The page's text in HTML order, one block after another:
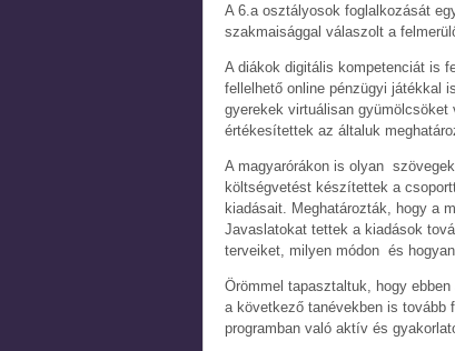
A 6.a osztályosok foglalkozását
szakmaisággal válaszolt a
A diákok digitális kompetenciát is
fellelhető online pénzügyi játékkal
gyerekek virtuálisan
értékesítettek az általuk
A magyarórákon is olyan
költségvetést készítettek a
kiadásait. Meghatározták, hogy a
Javaslatokat tettek a kiadások
terveiket, milyen módon és
Örömmel tapasztaltuk, hogy
a következő tanévekben is tovább
programban való aktív és